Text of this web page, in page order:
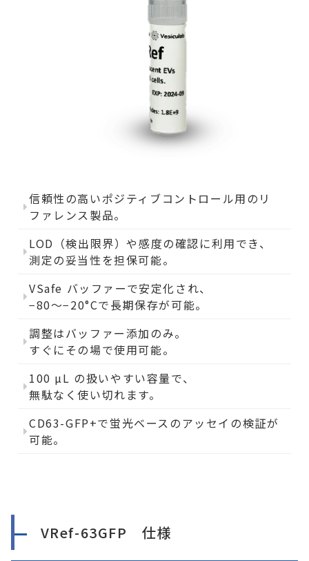
信頼性の高いポジティブコントロール用のリ
ファレンス製品。
LOD（検出限界）や感度の確認に利用でき、
測定の妥当性を担保可能。
VSafe バッファーで安定化され、
−80〜−20°Cで長期保存が可能。
調整はバッファー添加のみ。
すぐにその場で使用可能。
100 µL の扱いやすい容量で、
無駄なく使い切れます。
CD63-GFP+で蛍光ベースのアッセイの検証が
可能。
VRef-63GFP 仕様